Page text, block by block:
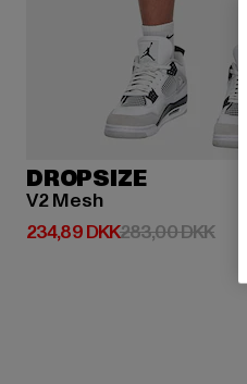
DROPSIZE
V2 Mesh
234,89 DKK
Nuværende pris: 234,89 DKK
283,00 DKK